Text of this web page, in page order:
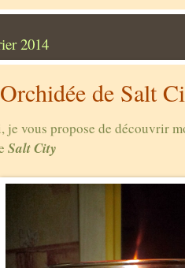
2014
de Salt
je vous propose de découvrir
Salt City